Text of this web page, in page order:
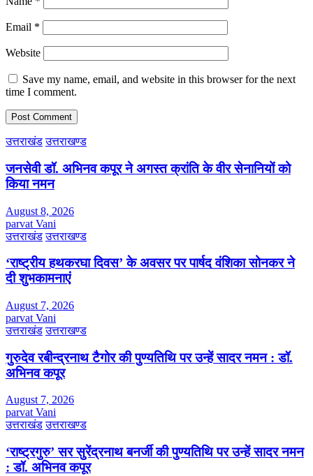
Email *
Website
Save my name, email, and website in this browser for the next
time I comment.
उत्तराखंड उत्तराखण्ड
जनसेवी डॉ. अभिनव कपूर ने अगस्त क्रांति के वीर सेनानियों को
किया नमन
August 8, 2026
parvat Vani
उत्तराखंड उत्तराखण्ड
‘राष्ट्रीय हथकरघा दिवस’ के अवसर पर पार्षद वंशिका सोनकर ने
दी शुभकामनाएं
August 7, 2026
parvat Vani
उत्तराखंड उत्तराखण्ड
गुरुदेव रबीन्द्रनाथ टैगोर की पुण्यतिथि पर उन्हें सादर नमन : डॉ.
अभिनव कपूर
August 7, 2026
parvat Vani
उत्तराखंड उत्तराखण्ड
‘राष्ट्रगुरु’ सर सुरेंद्रनाथ बनर्जी की पुण्यतिथि पर उन्हें सादर नमन
: डॉ. अभिनव कपूर